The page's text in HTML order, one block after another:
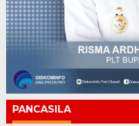
PANCASILA